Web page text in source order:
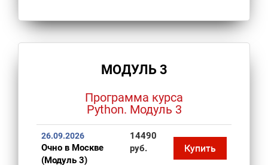
МОДУЛЬ 3
Программа курса
Python. Модуль 3
26.09.2026
Очно в Москве
(Модуль 3)
14490
руб.
Купить